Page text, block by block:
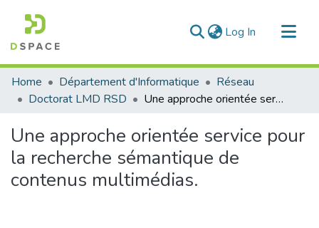
Log In (current)
Communities & Collections
All of DSpace
Home Département d'Informatique
Réseau
Doctorat LMD RSD
Une approche orientée service pour la recherche sémantique de contenus multimédias.
Une approche orientée service pour
la recherche sémantique de
contenus multimédias.